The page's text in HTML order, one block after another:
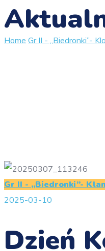
Home Gr II - „Biedronki”-
Gr II - „Biedronki”-
2025-03-10
Dzień